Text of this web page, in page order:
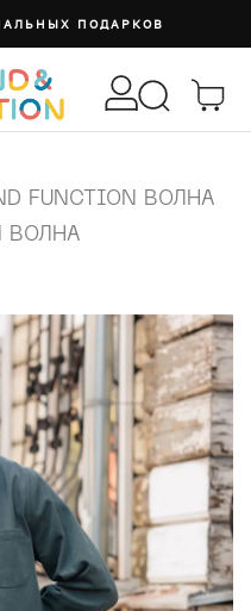
ПОДАРКОВ
FUNCTION ВОЛНА
ВОЛНА